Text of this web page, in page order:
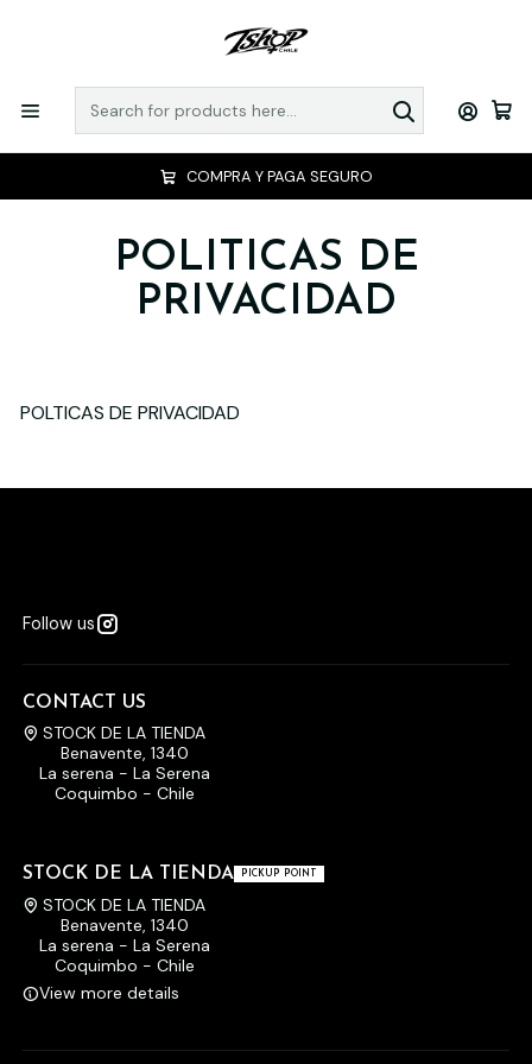
COMPRA Y PAGA SEGURO
POLITICAS DE
PRIVACIDAD
POLTICAS DE PRIVACIDAD
Follow us
CONTACT US
STOCK DE LA TIENDA
Benavente, 1340
La serena - La Serena
Coquimbo - Chile
STOCK DE LA TIENDA PICKUP POINT
STOCK DE LA TIENDA
Benavente, 1340
La serena - La Serena
Coquimbo - Chile
View more details